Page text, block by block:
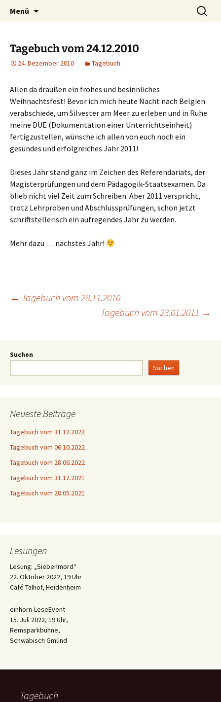
Timo Bader
Willkommen im Reich der Geschichten
Menü
Tagebuch vom 24.12.2010
24. Dezember 2010 Tagebuch
Allen da draußen ein frohes und besinnliches
Weihnachtsfest! Bevor ich mich heute Nacht nach Belgien
verabschiede, um Silvester am Meer zu erleben und in Ruhe
meine DUE (Dokumentation einer Unterrichtseinheit)
fertigzustellen, wünsche ich allen von euch noch ein
gesundes und erfolgreiches Jahr 2011!
Dieses Jahr stand ganz im Zeichen des Referendariats, der
Magisterprüfungen und dem Pädagogik-Staatsexamen. Da
blieb nicht viel Zeit zum Schreiben. Aber 2011 verspricht,
trotz Lehrproben und Abschlussprüfungen, schon jetzt
schriftstellerisch ein aufregendes Jahr zu werden.
Mehr dazu … nächstes Jahr!
← Tagebuch vom 28.11.2010
Tagebuch vom 23.01.2011 →
Suchen
Suchen
Neueste Beiträge
Tagebuch vom 31.12.2022
Tagebuch vom 06.10.2022
Tagebuch vom 28.06.2022
Tagebuch vom 31.12.2021
Tagebuch vom 28.05.2021
Lesungen
Lesung: „Siebenmord“
22. Oktober 2022, 19 Uhr
Café Talhof, Heidenheim
einhorn-LeseEvent
15. Juli 2022, 19 Uhr,
Remsparkbühne,
Schwäbisch Gmünd
Tagebuch